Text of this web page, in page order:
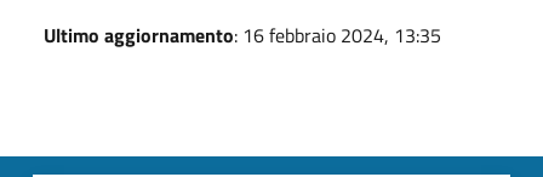
Ultimo aggiornamento: 16 febbraio 2024, 13:35